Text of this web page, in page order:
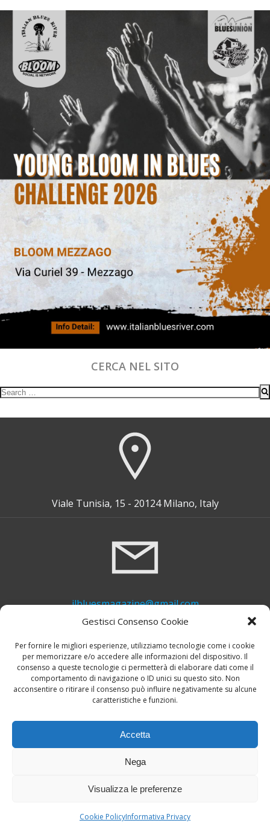
Gestisci Consenso Cookie
Per fornire le migliori esperienze, utilizziamo tecnologie come i cookie
per memorizzare e/o accedere alle informazioni del dispositivo. Il
consenso a queste tecnologie ci permetterà di elaborare dati come il
comportamento di navigazione o ID unici su questo sito. Non
acconsentire o ritirare il consenso può influire negativamente su alcune
caratteristiche e funzioni.
Accetta
Nega
Visualizza le preferenze
Cookie PolicyInformativa Privacy
CERCA NEL SITO
Search
Viale Tunisia, 15 - 20124 Milano, Italy
ilbluesmagazine@gmail.com
+39 339 748 6635
© 2026 Il Blues Magazine. Powered by